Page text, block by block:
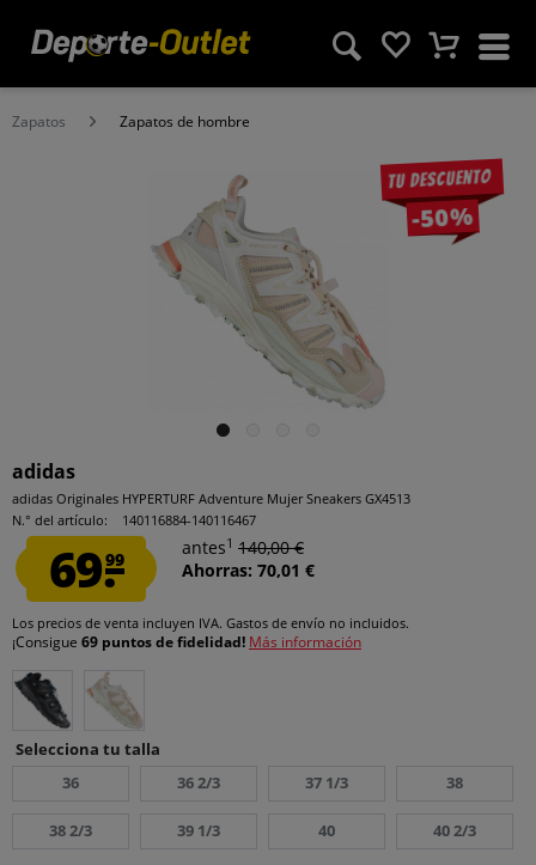
Zapatos Zapatos de hombre
Tu descuento
-50%
adidas
adidas Originales HYPERTURF Adventure Mujer Sneakers GX4513
N.° del artículo:
140116884-140116467
69.99
antes1 140,00 €
Ahorras: 70,01 €
Los precios de venta incluyen IVA. Gastos de envío no incluidos.
¡Consigue 69 puntos de fidelidad! Más información
Selecciona tu talla
36
36 2/3 37 1/3 38
38 2/3 39 1/3 40 40 2/3